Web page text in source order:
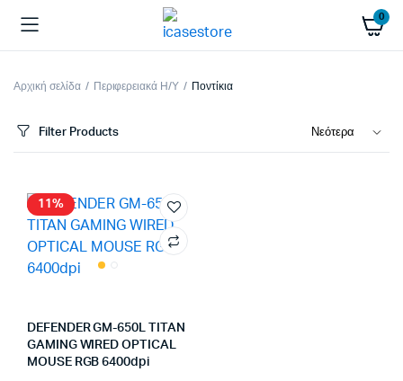
0
Αρχική σελίδα Περιφερειακά Η/Υ Ποντίκια
Filter Products
11%
DEFENDER GM-650L TITAN
GAMING WIRED OPTICAL
MOUSE RGB 6400dpi